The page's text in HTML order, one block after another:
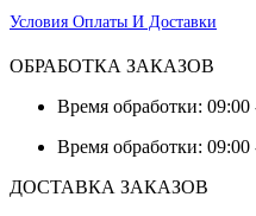
Условия Оплаты И Доставки
ОБРАБОТКА ЗАКАЗОВ
Время обработки: 09:00
Время обработки: 09:00
ДОСТАВКА ЗАКАЗОВ